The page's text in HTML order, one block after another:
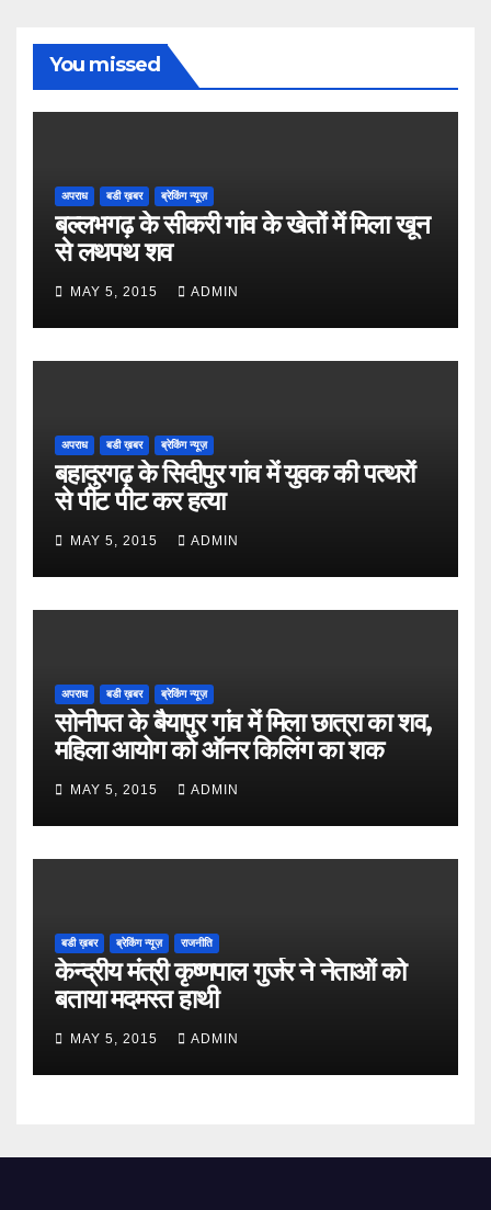
You missed
अपराध बडी ख़बर ब्रेकिंग न्यूज़
बल्लभगढ़ के सीकरी गांव के खेतों में मिला खून
से लथपथ शव
MAY 5, 2015 ADMIN
अपराध बडी ख़बर ब्रेकिंग न्यूज़
बहादुरगढ़ के सिदीपुर गांव में युवक की पत्थरों
से पीट पीट कर हत्या
MAY 5, 2015 ADMIN
अपराध बडी ख़बर ब्रेकिंग न्यूज़
सोनीपत के बैयापुर गांव में मिला छात्रा का शव,
महिला आयोग को ऑनर किलिंग का शक
MAY 5, 2015 ADMIN
बडी ख़बर ब्रेकिंग न्यूज़ राजनीति
केन्द्रीय मंत्री कृष्णपाल गुर्जर ने नेताओं को
बताया मदमस्त हाथी
MAY 5, 2015 ADMIN